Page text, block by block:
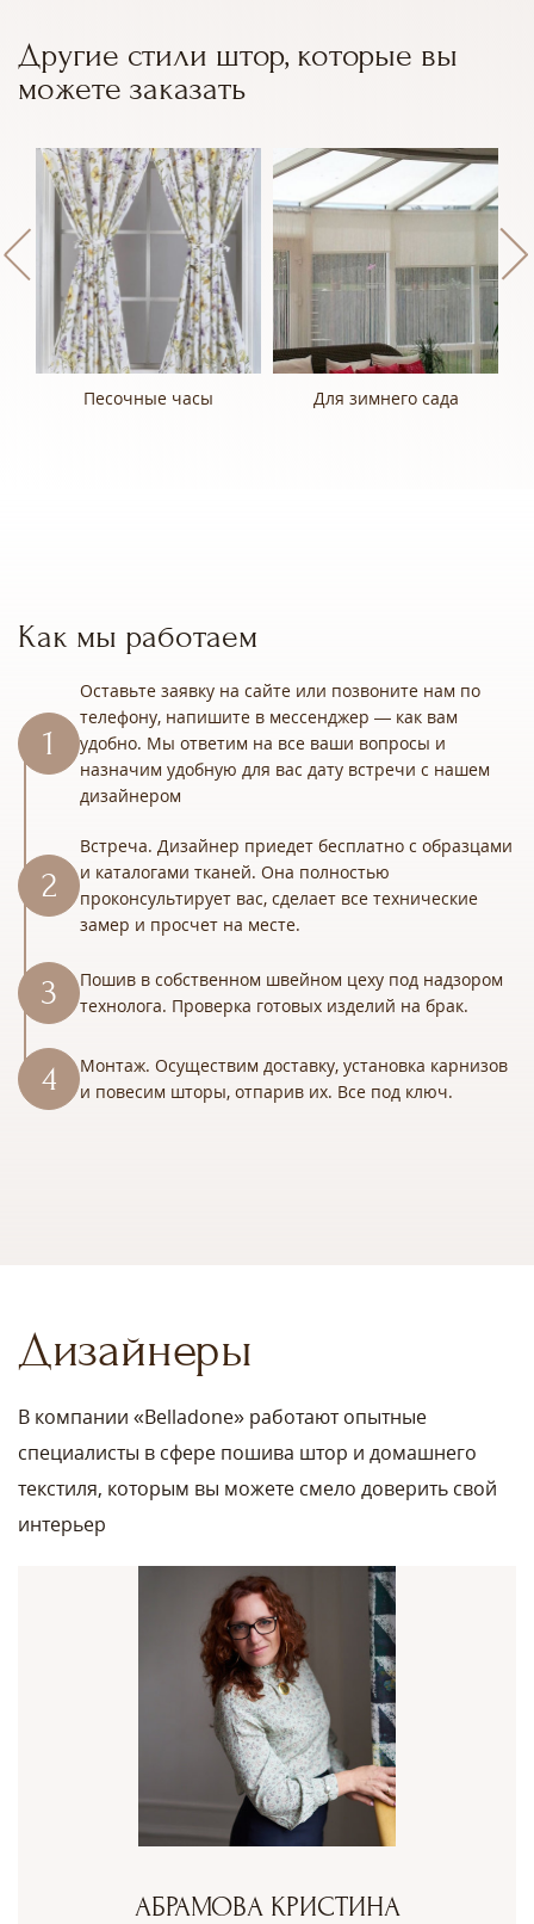
Другие стили штор, которые вы
можете заказать
Песочные часы Для зимнего сада
Как мы работаем
Оставьте заявку на сайте или позвоните нам по
телефону, напишите в мессенджер — как вам
удобно. Мы ответим на все ваши вопросы и
назначим удобную для вас дату встречи с нашем
дизайнером
Встреча. Дизайнер приедет бесплатно с образцами
и каталогами тканей. Она полностью
проконсультирует вас, сделает все технические
замер и просчет на месте.
Пошив в собственном швейном цеху под надзором
технолога. Проверка готовых изделий на брак.
Монтаж. Осуществим доставку, установка карнизов
и повесим шторы, отпарив их. Все под ключ.
Дизайнеры
В компании «Belladone» работают опытные
специалисты в сфере пошива штор и домашнего
текстиля, которым вы можете смело доверить свой
интерьер
АБРАМОВА КРИСТИНА